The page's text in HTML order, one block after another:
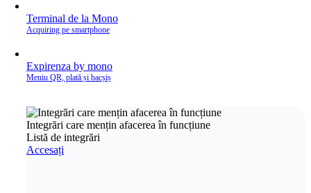
Terminal de la Mono
Acquiring pe smartphone
Expirenza by mono
Meniu QR, plată și bacșiș
Integrări care mențin afacerea în funcțiune
Listă de integrări
Accesați